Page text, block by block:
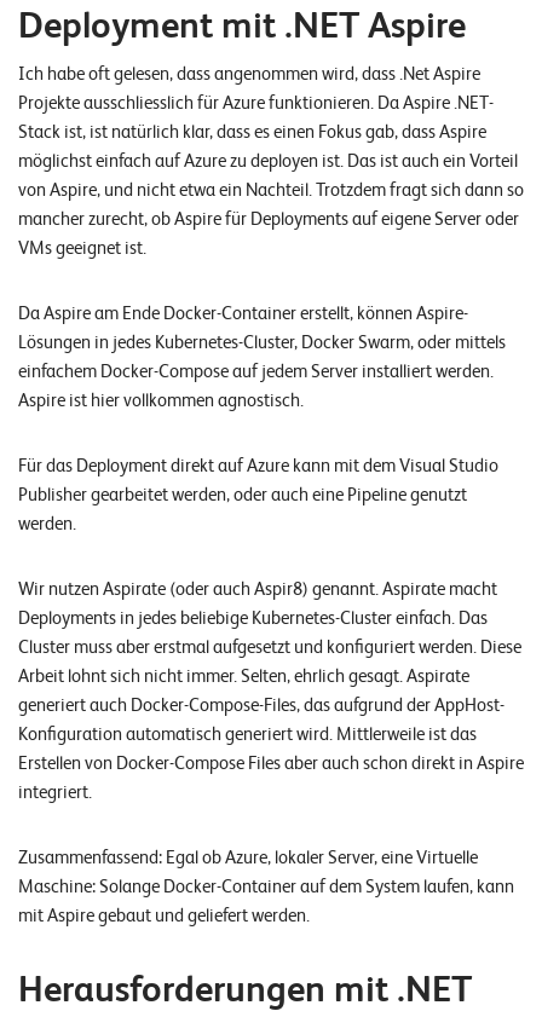
Deployment mit .NET Aspire
Ich habe oft gelesen, dass angenommen wird, dass .Net Aspire
Projekte ausschliesslich für Azure funktionieren. Da Aspire .NET-
Stack ist, ist natürlich klar, dass es einen Fokus gab, dass Aspire
möglichst einfach auf Azure zu deployen ist. Das ist auch ein Vorteil
von Aspire, und nicht etwa ein Nachteil. Trotzdem fragt sich dann so
mancher zurecht, ob Aspire für Deployments auf eigene Server oder
VMs geeignet ist.
Da Aspire am Ende Docker-Container erstellt, können Aspire-
Lösungen in jedes Kubernetes-Cluster, Docker Swarm, oder mittels
einfachem Docker-Compose auf jedem Server installiert werden.
Aspire ist hier vollkommen agnostisch.
Für das Deployment direkt auf Azure kann mit dem Visual Studio
Publisher gearbeitet werden, oder auch eine Pipeline genutzt
werden.
Wir nutzen Aspirate (oder auch Aspir8) genannt. Aspirate macht
Deployments in jedes beliebige Kubernetes-Cluster einfach. Das
Cluster muss aber erstmal aufgesetzt und konfiguriert werden. Diese
Arbeit lohnt sich nicht immer. Selten, ehrlich gesagt. Aspirate
generiert auch Docker-Compose-Files, das aufgrund der AppHost-
Konfiguration automatisch generiert wird. Mittlerweile ist das
Erstellen von Docker-Compose Files aber auch schon direkt in Aspire
integriert.
Zusammenfassend: Egal ob Azure, lokaler Server, eine Virtuelle
Maschine: Solange Docker-Container auf dem System laufen, kann
mit Aspire gebaut und geliefert werden.
Herausforderungen mit .NET